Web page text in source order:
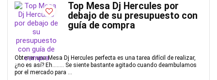
Top Mesa Dj Hercules por
debajo de su presupuesto con
guía de compra
Obtener una Mesa Dj Hercules perfecta es una tarea difícil de realizar,
¿no es así? Eh…….. Se siente bastante agitado cuando deambulamos
por el mercado para ...